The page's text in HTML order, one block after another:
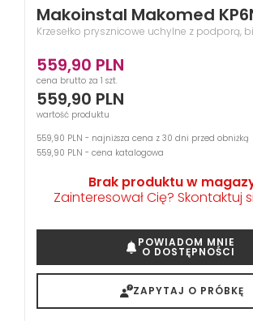
Makoinstal Makomed
Krzesełko prysznicowe uchylne z podporą,
559,90 PLN
cena brutto za 1 szt.
559,90 PLN
wartość produktu
559,90 PLN - najniższa cena z 30 dni przed obniżką
559,90 PLN - cena katalogowa
Brak produktu w
Zainteresował Cię? Skontaktuj
POWIADOM MNIE
O DOSTĘPNOŚCI
ZAPYTAJ O PRÓBKĘ